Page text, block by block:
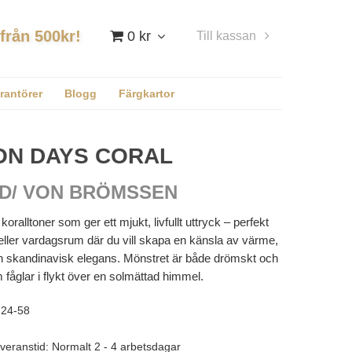
0 kr Till kassan
500kr!
Blogg Färgkartor
DAYS CORAL
VON BRÖMSSEN
som ger ett mjukt, livfullt uttryck – perfekt
vardagsrum där du vill skapa en känsla av värme,
skandinavisk elegans. Mönstret är både drömskt och
fåglar i flykt över en solmättad himmel.
24-58
Normalt 2 - 4 arbetsdagar